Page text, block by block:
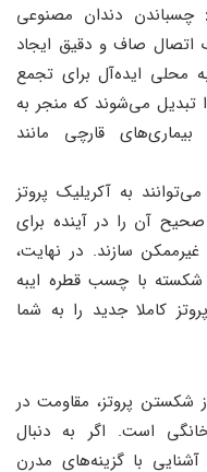
چسباندن دندان مصنوعی
اتصال صاف و دقیق ایجاد
محلی ایده‌آل برای تجمع
تبدیل می‌شوند که منجر به
قارچی مانند
به آکریلیک پروتز
آن را در آینده برای
غیرممکن سازند. در نهایت،
با چسب قطره ایبه
کاملا جدید را به شما
شکستن پروتز، مقاومت در
است. اگر به دنبال
با گزینه‌های مدرن